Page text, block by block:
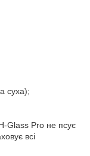
суха);
Glass Pro не псує
всі